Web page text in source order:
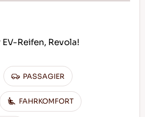
Reifen, Revola!
PASSAGIER
FAHRKOMFORT